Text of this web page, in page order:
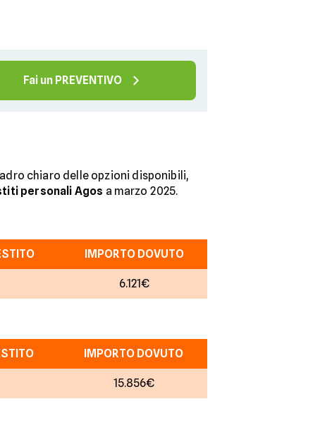
Fai un PREVENTIVO
chiaro delle opzioni disponibili,
personali Agos a marzo 2025.
IMPORTO DOVUTO
6.121€
IMPORTO DOVUTO
15.856€